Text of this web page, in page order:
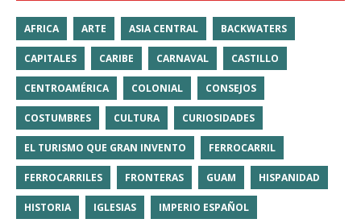
AFRICA ARTE ASIA CENTRAL BACKWATERS
CAPITALES CARIBE CARNAVAL CASTILLO
CENTROAMÉRICA COLONIAL CONSEJOS
COSTUMBRES CULTURA CURIOSIDADES
EL TURISMO QUE GRAN INVENTO FERROCARRIL
FERROCARRILES FRONTERAS GUAM HISPANIDAD
HISTORIA IGLESIAS IMPERIO ESPAÑOL